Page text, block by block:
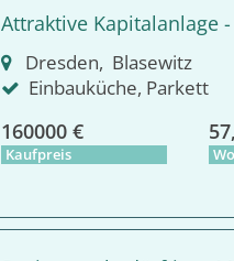
Attraktive Kapitalanlage
Dresden, Blasewitz
Einbauküche, Parkett
160000 €
Kaufpreis